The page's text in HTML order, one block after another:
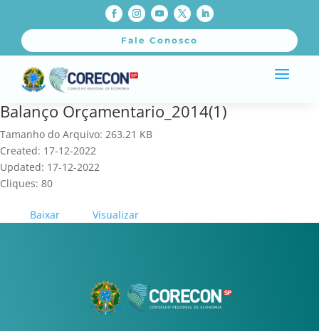
Fale Conosco
Balanço Orçamentario_2014(1)
Tamanho do Arquivo: 263.21 KB
Created: 17-12-2022
Updated: 17-12-2022
Cliques: 80
Baixar Visualizar